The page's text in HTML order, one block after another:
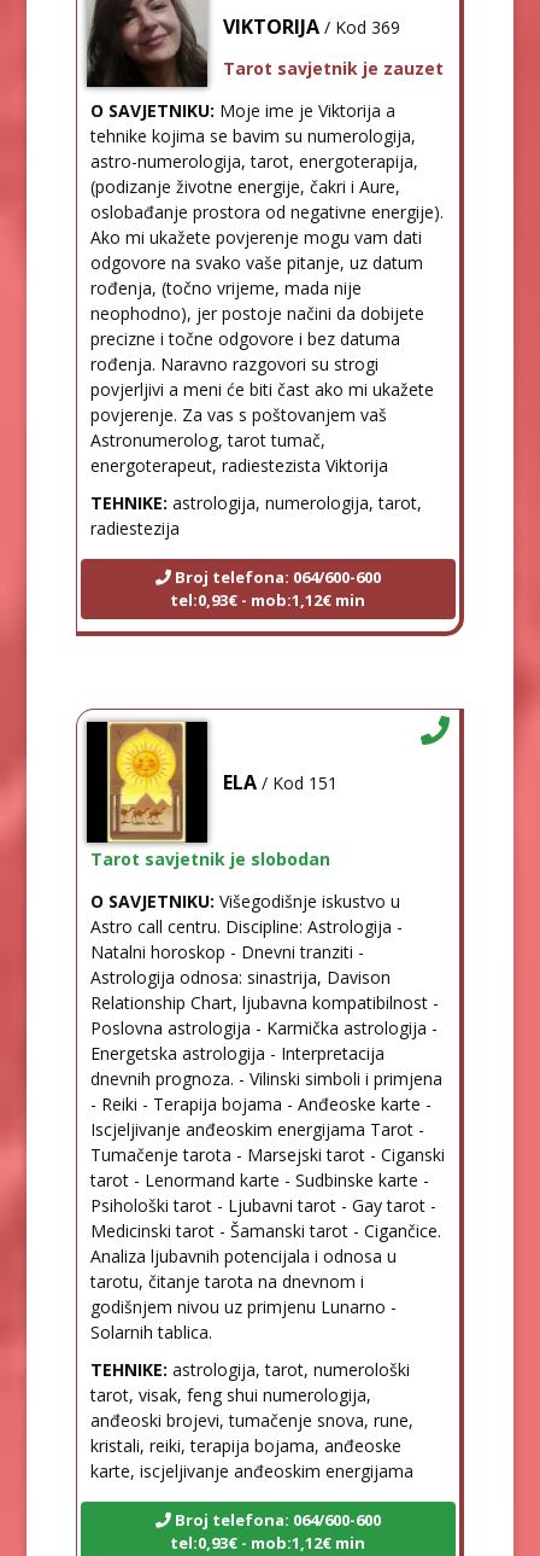
VIKTORIJA / Kod 369
Tarot savjetnik je zauzet
O SAVJETNIKU: Moje ime je Viktorija a
tehnike kojima se bavim su numerologija,
astro-numerologija, tarot, energoterapija,
(podizanje životne energije, čakri i Aure,
oslobađanje prostora od negativne energije).
Ako mi ukažete povjerenje mogu vam dati
odgovore na svako vaše pitanje, uz datum
rođenja, (točno vrijeme, mada nije
neophodno), jer postoje načini da dobijete
precizne i točne odgovore i bez datuma
rođenja. Naravno razgovori su strogi
povjerljivi a meni će biti čast ako mi ukažete
povjerenje. Za vas s poštovanjem vaš
Astronumerolog, tarot tumač,
energoterapeut, radiestezista Viktorija
TEHNIKE: astrologija, numerologija, tarot,
radiestezija
Broj telefona: 064/600-600
tel:0,93€ - mob:1,12€ min
ELA / Kod 151
Tarot savjetnik je slobodan
O SAVJETNIKU: Višegodišnje iskustvo u
Astro call centru. Discipline: Astrologija -
Natalni horoskop - Dnevni tranziti -
Astrologija odnosa: sinastrija, Davison
Relationship Chart, ljubavna kompatibilnost -
Poslovna astrologija - Karmička astrologija -
Energetska astrologija - Interpretacija
dnevnih prognoza. - Vilinski simboli i primjena
- Reiki - Terapija bojama - Anđeoske karte -
Iscjeljivanje anđeoskim energijama Tarot -
Tumačenje tarota - Marsejski tarot - Ciganski
tarot - Lenormand karte - Sudbinske karte -
Psihološki tarot - Ljubavni tarot - Gay tarot -
Medicinski tarot - Šamanski tarot - Cigančice.
Analiza ljubavnih potencijala i odnosa u
tarotu, čitanje tarota na dnevnom i
godišnjem nivou uz primjenu Lunarno -
Solarnih tablica.
TEHNIKE: astrologija, tarot, numerološki
tarot, visak, feng shui numerologija,
anđeoski brojevi, tumačenje snova, rune,
kristali, reiki, terapija bojama, anđeoske
karte, iscjeljivanje anđeoskim energijama
Broj telefona: 064/600-600
tel:0,93€ - mob:1,12€ min